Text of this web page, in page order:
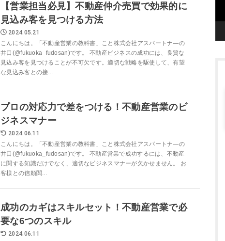
【営業担当必見】不動産仲介売買で効果的に
見込み客を見つける方法
2024.05.21
こんにちは。「不動産営業の教科書」こと株式会社アスパートナ―の
井口(@fukuoka_fudosan)です。 不動産ビジネスの成功には、良質な
見込み客を見つけることが不可欠です。適切な戦略を駆使して、有望
な見込み客との接...
プロの対応力で差をつける！不動産営業のビ
ジネスマナー
2024.06.11
こんにちは。「不動産営業の教科書」こと株式会社アスパートナ―の
井口(@fukuoka_fudosan)です。 不動産営業で成功するには、不動産
に関する知識だけでなく、適切なビジネスマナーが欠かせません。 お
客様との信頼関...
成功のカギはスキルセット！不動産営業で必
要な6つのスキル
2024.06.11
ヤ